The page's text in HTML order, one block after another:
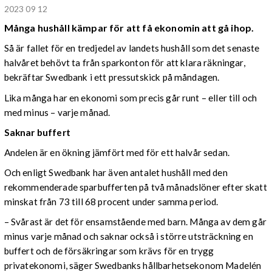
2023 09 12
Många hushåll kämpar för att få ekonomin att gå ihop.
Så är fallet för en tredjedel av landets hushåll som det senaste
halvåret behövt ta från sparkonton för att klara räkningar,
bekräftar Swedbank i ett pressutskick på måndagen.
Lika många har en ekonomi som precis går runt – eller till och
med minus – varje månad.
Saknar buffert
Andelen är en ökning jämfört med för ett halvår sedan.
Och enligt Swedbank har även antalet hushåll med den
rekommenderade sparbufferten på två månadslöner efter skatt
minskat från 73 till 68 procent under samma period.
– Svårast är det för ensamstående med barn. Många av dem går
minus varje månad och saknar också i större utsträckning en
buffert och de försäkringar som krävs för en trygg
privatekonomi, säger Swedbanks hållbarhetsekonom Madelén